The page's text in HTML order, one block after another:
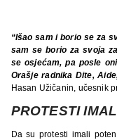
“Išao sam i borio se za
sam se borio za svoja
se osjećam, pa posle
Orašje radnika Dite,
Hasan Užičanin, učesnik
PROTESTI
Da su protesti imali